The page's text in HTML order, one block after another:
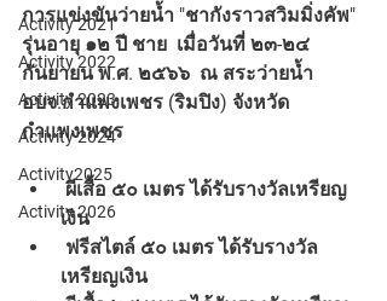
Activity 2021
Activity 2022
Activity 2023
Activity 2024
Activity2025
Activity 2026
การแข่งขันว่ายน้ำ "ชากังราวสวิมมิ่งคัพ"
รุ่นอายุ ๑๒ ปี ชาย  เมื่อวันที่ ๒๓-๒๔
กันยายน พ.ศ. ๒๕๖๖  ณ สระว่ายน้ำ
อบจ.กำแพงเพชร (ริมปิง) จังหวัด
กำแพงเพชร
เงิน
เหรียญเงิน